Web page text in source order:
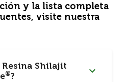
y la lista completa
visite nuestra
Resina Shilajit
®?